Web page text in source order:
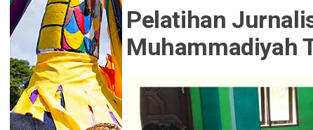
Pelatihan
Muhammadiyah